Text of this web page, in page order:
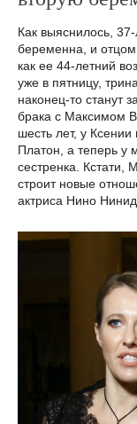
Как выяснилось,
беременна, и
как ее 44-летний
уже в пятницу,
наконец-то станут
брака с Максимом
шесть лет, у
Платон, а теперь у
сестренка. Кстати,
строит новые
актриса Нино